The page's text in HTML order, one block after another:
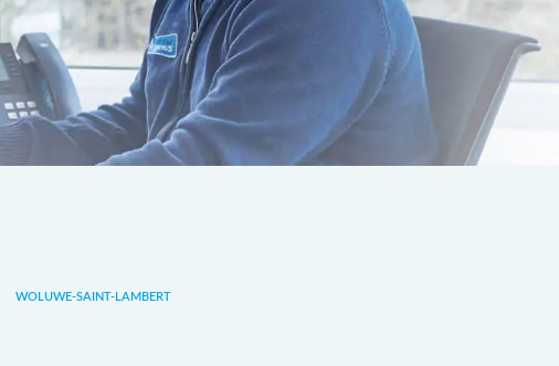
WOLUWE-SAINT-LAMBERT